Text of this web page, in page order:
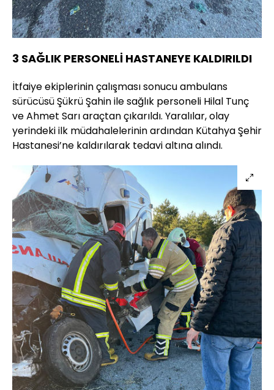
3 SAĞLIK PERSONELİ HASTANEYE KALDIRILDI
İtfaiye ekiplerinin çalışması sonucu ambulans
sürücüsü Şükrü Şahin ile sağlık personeli Hilal Tunç
ve Ahmet Sarı araçtan çıkarıldı. Yaralılar, olay
yerindeki ilk müdahalelerinin ardından Kütahya Şehir
Hastanesi’ne kaldırılarak tedavi altına alındı.